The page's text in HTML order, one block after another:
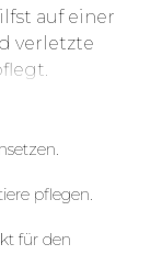
auf einer
verletzte
möglich –
Tiere und
pflegen.
für den